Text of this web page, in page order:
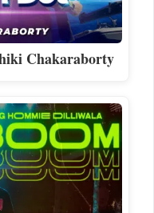
Chakaraborty